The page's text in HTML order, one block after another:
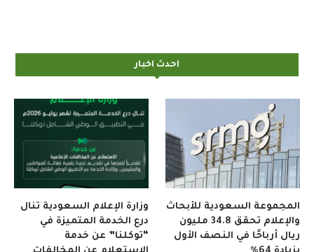
احدث اخبار
وزارة الإعلام السعودية تنال
درع الخدمة المتميزة في
“توكلنا” عن خدمة
المجموعة السعودية للأبحاث
والإعلام تحقق 34.8 مليون
ريال أرباحًا في النصف الأول